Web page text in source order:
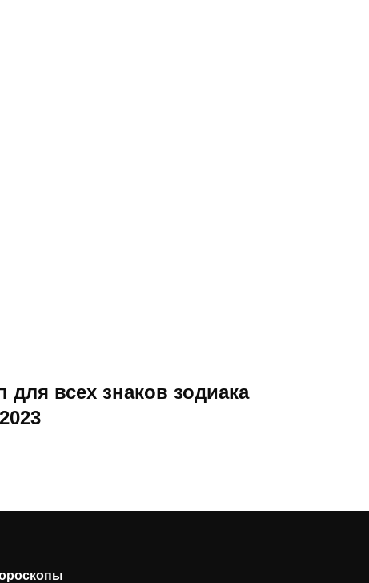
всех знаков зодиака